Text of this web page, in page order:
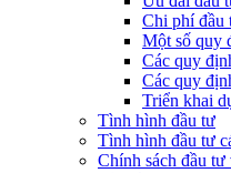
(Thứ Hai, 20/03/2023 05:17)
sách nhà nước năm 2022 cùa
(Thứ Sáu, 24/02/2023 05:43)
mới sáng tạo
Chi phí đầu
Một số quy
Các quy
Các quy
Triển khai
Tình hình đầu tư
Tình hình đầu tư
Chính sách đầu tư